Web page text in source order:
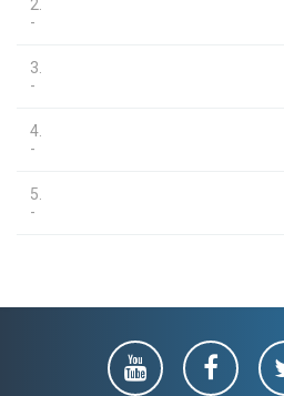
2.
-
3.
-
4.
-
5.
-